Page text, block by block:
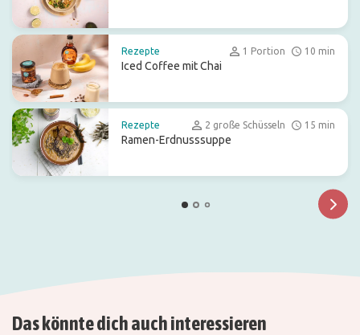
Rezepte 1 Portion 10 min
Iced Coffee mit Chai
Rezepte 2 große Schüsseln 15 min
Ramen-Erdnusssuppe
Das könnte dich auch interessieren